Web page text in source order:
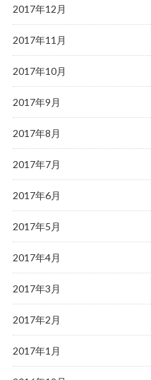
2017年12月
2017年11月
2017年10月
2017年9月
2017年8月
2017年7月
2017年6月
2017年5月
2017年4月
2017年3月
2017年2月
2017年1月